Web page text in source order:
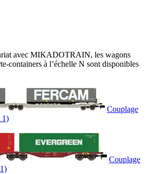
avec MIKADOTRAIN, les wagons
containers à l’échelle N sont disponibles
Couplage
1)
Couplage